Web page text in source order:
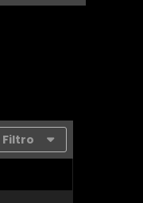
Filtro